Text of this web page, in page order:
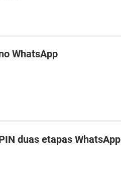
WhatsApp
duas etapas WhatsApp